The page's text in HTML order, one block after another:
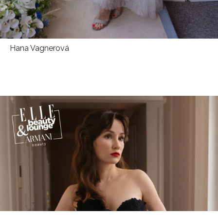
INFORMACE
Hana Vagnerová